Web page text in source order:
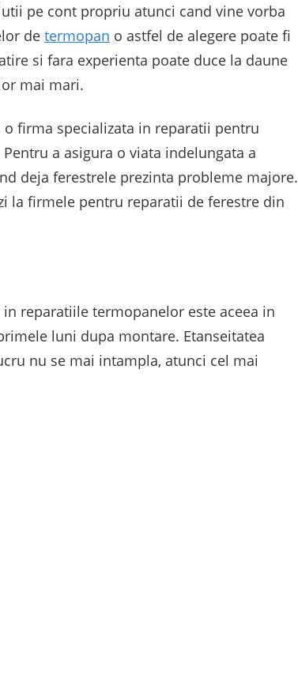
pe cont propriu atunci cand vine vorba
de termopan o astfel de alegere poate fi
si fara experienta poate duce la daune
mai mari.
firma specializata in reparatii pentru
a asigura o viata indelungata a
deja ferestrele prezinta probleme majore.
la firmele pentru reparatii de ferestre din
reparatiile termopanelor este aceea in
luni dupa montare. Etanseitatea
nu se mai intampla, atunci cel mai